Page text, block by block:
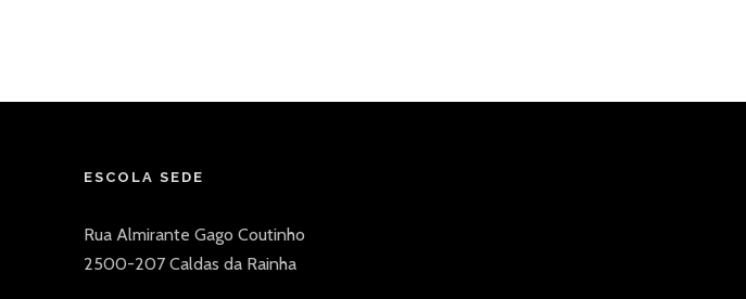
ESCOLA SEDE
Rua Almirante Gago Coutinho
2500-207 Caldas da Rainha